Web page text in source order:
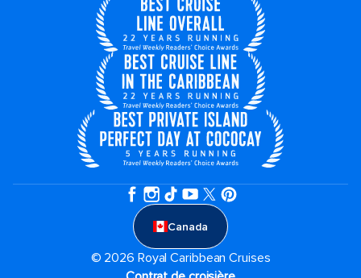
Canada
© 2026 Royal Caribbean Cruises